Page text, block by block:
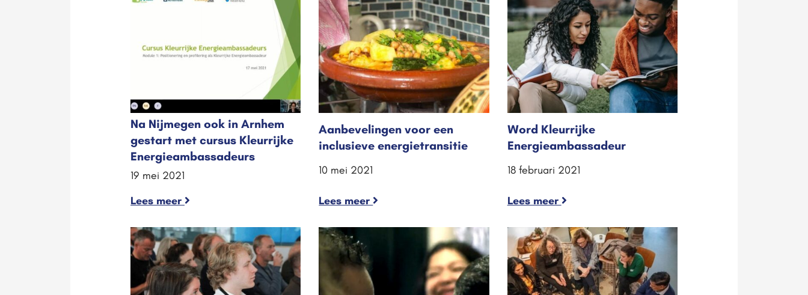
Na Nijmegen ook in Arnhem
gestart met cursus Kleurrijke
Energieambassadeurs
19 mei 2021
Lees meer
Aanbevelingen voor een
inclusieve energietransitie
10 mei 2021
Lees meer
Word Kleurrijke
Energieambassadeur
18 februari 2021
Lees meer